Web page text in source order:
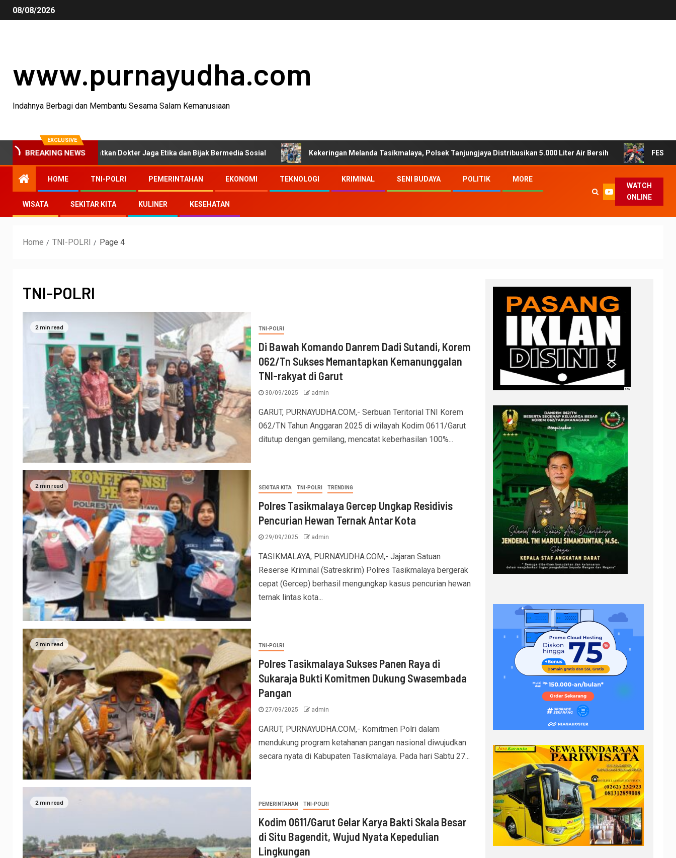
08/08/2026
www.purnayudha.com
Indahnya Berbagi dan Membantu Sesama Salam Kemanusiaan
EXCLUSIVE
BREAKING NEWS
Ingatkan Dokter Jaga Etika dan Bijak Bermedia Sosial Kekeringan Melanda Tasikmalaya, Polsek Tanjungjaya Distribusikan 5.000 Liter Air Bersih FESTA Dinas Pertanian
HOME TNI-POLRI PEMERINTAHAN EKONOMI TEKNOLOGI KRIMINAL SENI BUDAYA POLITIK MORE
WISATA SEKITAR KITA KULINER KESEHATAN
WATCH
ONLINE
Home TNI-POLRI Page 4
TNI-POLRI
2 min read TNI-POLRI
Di Bawah Komando Danrem Dadi Sutandi, Korem
062/Tn Sukses Memantapkan Kemanunggalan
TNI-rakyat di Garut
30/09/2025 admin
GARUT, PURNAYUDHA.COM,- Serbuan Teritorial TNI Korem
062/TN Tahun Anggaran 2025 di wilayah Kodim 0611/Garut
ditutup dengan gemilang, mencatat keberhasilan 100%...
2 min read SEKITAR KITA TNI-POLRI TRENDING
Polres Tasikmalaya Gercep Ungkap Residivis
Pencurian Hewan Ternak Antar Kota
29/09/2025 admin
TASIKMALAYA, PURNAYUDHA.COM,- Jajaran Satuan
Reserse Kriminal (Satreskrim) Polres Tasikmalaya bergerak
cepat (Gercep) berhasil mengungkap kasus pencurian hewan
ternak lintas kota...
2 min read TNI-POLRI
Polres Tasikmalaya Sukses Panen Raya di
Sukaraja Bukti Komitmen Dukung Swasembada
Pangan
27/09/2025 admin
GARUT, PURNAYUDHA.COM,- Komitmen Polri dalam
mendukung program ketahanan pangan nasional diwujudkan
secara nyata di Kabupaten Tasikmalaya. Pada hari Sabtu 27...
2 min read PEMERINTAHAN TNI-POLRI
Kodim 0611/Garut Gelar Karya Bakti Skala Besar
di Situ Bagendit, Wujud Nyata Kepedulian
Lingkungan